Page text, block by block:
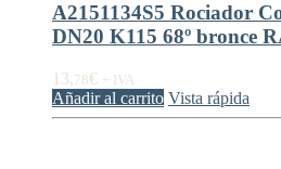
A2151134S5 Rociador
DN20 K115 68º bronce
13,78€ + IVA
Añadir al carrito Vista rápida